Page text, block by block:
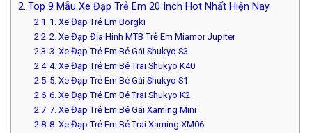
Top 9 Mẫu Xe Đạp Trẻ Em 20 Inch Hot Nhất Hiện Nay
1. Xe Đạp Trẻ Em Borgki
2. Xe Đạp Địa Hình MTB Trẻ Em Miamor Jupiter
3. Xe Đạp Trẻ Em Bé Gái Shukyo S3
4. Xe Đạp Trẻ Em Bé Trai Shukyo K40
5. Xe Đạp Trẻ Em Bé Gái Shukyo S1
6. Xe Đạp Trẻ Em Bé Trai Shukyo K2
7. Xe Đạp Trẻ Em Bé Gái Xaming Mini
8. Xe Đạp Trẻ Em Bé Trai Xaming XM06